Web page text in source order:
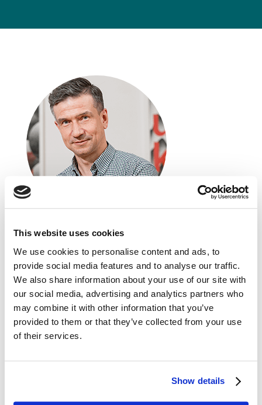
This website uses cookies
We use cookies to personalise content and ads, to
provide social media features and to analyse our traffic.
We also share information about your use of our site with
our social media, advertising and analytics partners who
may combine it with other information that you’ve
provided to them or that they’ve collected from your use
of their services.
Show details
Radosław Pietruszewski
Komunikator PR
CEO
Ekspert w zakresie komunikacji marketingowej
z ponad 20- letnim doświadczeniem. Zwolennik
łączenia różnych kanałów dotarcia do odbiorców-
offline i online. Założyciel i zarządzający agencją
dziennikarskie doradzając i tworząc strategie
współpracownik Uniwersytetu Opolskiego
prowadzący zajęcia z zakresu kampanii